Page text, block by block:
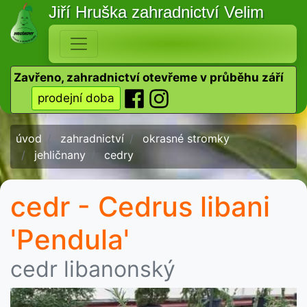
Jiří Hruška zahradnictví Velim
Zavřeno, zahradnictví otevřeme v průběhu září
prodejní doba
úvod zahradnictví
okrasné stromky
jehličnany
cedry
cedr - Cedrus libani
'Pendula'
cedr libanonský